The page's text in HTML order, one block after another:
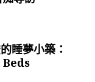
睡夢小築：